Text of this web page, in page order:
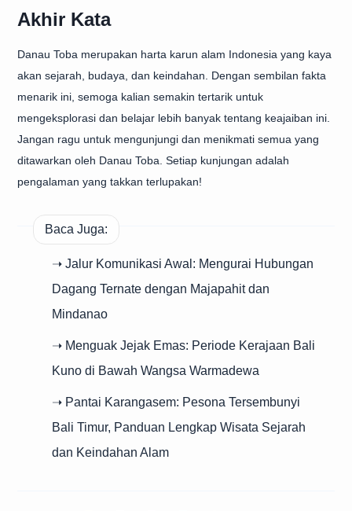
Akhir Kata
Danau Toba merupakan harta karun alam Indonesia yang kaya
akan sejarah, budaya, dan keindahan. Dengan sembilan fakta
menarik ini, semoga kalian semakin tertarik untuk
mengeksplorasi dan belajar lebih banyak tentang keajaiban ini.
Jangan ragu untuk mengunjungi dan menikmati semua yang
ditawarkan oleh Danau Toba. Setiap kunjungan adalah
pengalaman yang takkan terlupakan!
Baca Juga:
➝ Jalur Komunikasi Awal: Mengurai Hubungan
Dagang Ternate dengan Majapahit dan
Mindanao
➝ Menguak Jejak Emas: Periode Kerajaan Bali
Kuno di Bawah Wangsa Warmadewa
➝ Pantai Karangasem: Pesona Tersembunyi
Bali Timur, Panduan Lengkap Wisata Sejarah
dan Keindahan Alam